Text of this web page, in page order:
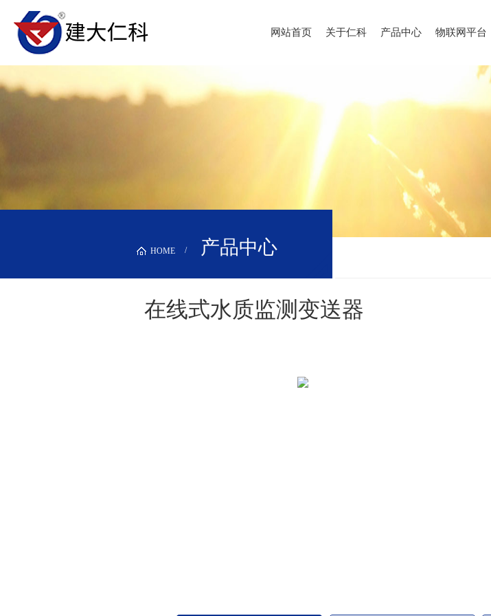
网站首页 关于仁科 产品中心 物联网平台
HOME 产品中心
在线式水质监测变送器